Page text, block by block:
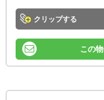
クリップ
この